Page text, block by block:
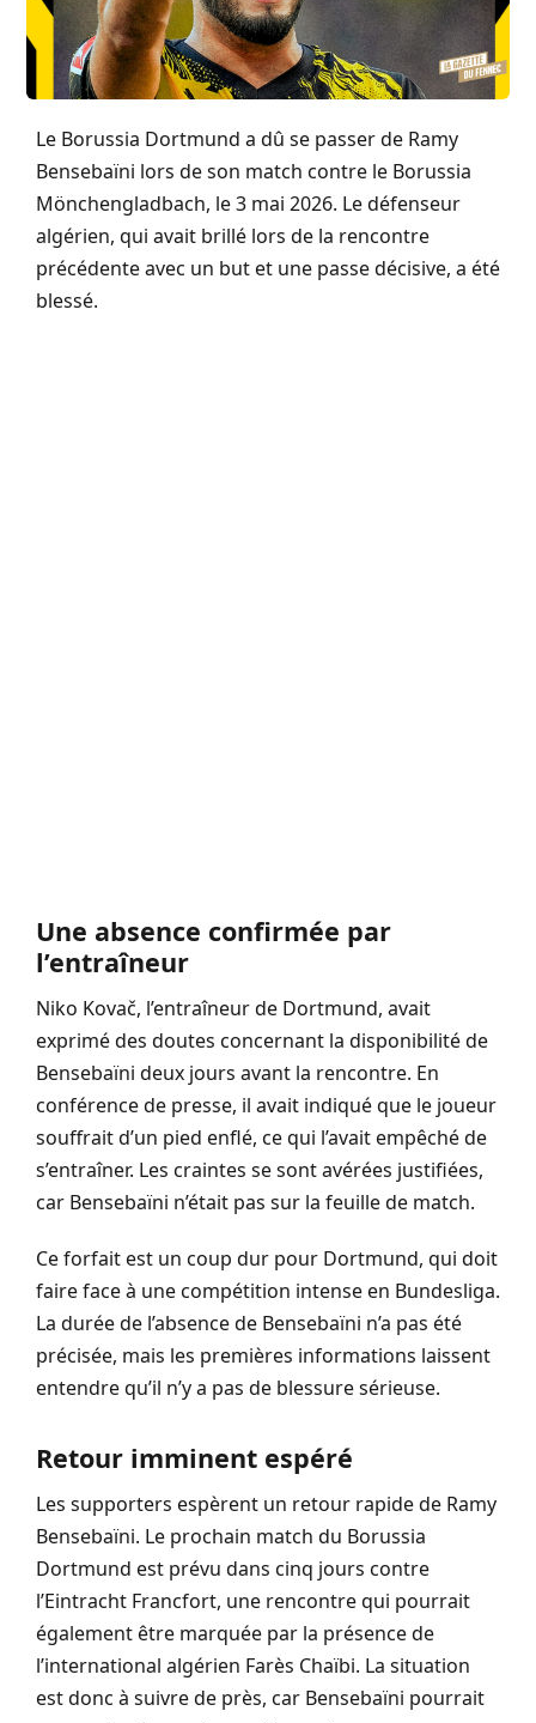
Le Borussia Dortmund a dû se passer de Ramy
Bensebaïni lors de son match contre le Borussia
Mönchengladbach, le 3 mai 2026. Le défenseur
algérien, qui avait brillé lors de la rencontre
précédente avec un but et une passe décisive, a été
blessé.
Une absence confirmée par
l’entraîneur
Niko Kovač, l’entraîneur de Dortmund, avait
exprimé des doutes concernant la disponibilité de
Bensebaïni deux jours avant la rencontre. En
conférence de presse, il avait indiqué que le joueur
souffrait d’un pied enflé, ce qui l’avait empêché de
s’entraîner. Les craintes se sont avérées justifiées,
car Bensebaïni n’était pas sur la feuille de match.
Ce forfait est un coup dur pour Dortmund, qui doit
faire face à une compétition intense en Bundesliga.
La durée de l’absence de Bensebaïni n’a pas été
précisée, mais les premières informations laissent
entendre qu’il n’y a pas de blessure sérieuse.
Retour imminent espéré
Les supporters espèrent un retour rapide de Ramy
Bensebaïni. Le prochain match du Borussia
Dortmund est prévu dans cinq jours contre
l’Eintracht Francfort, une rencontre qui pourrait
également être marquée par la présence de
l’international algérien Farès Chaïbi. La situation
est donc à suivre de près, car Bensebaïni pourrait